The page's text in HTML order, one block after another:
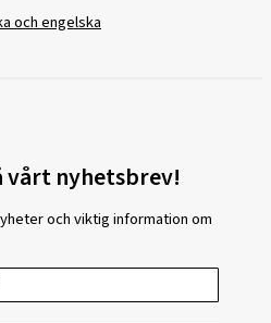
och engelska
vårt nyhetsbrev!
och viktig information om